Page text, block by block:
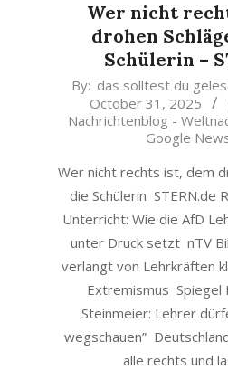
Wer nicht
drohen
Schülerin –
2025-
31
By: das solltest du
October 31, 2025
Nachrichtenblog -
Google
Wer nicht rechts ist, dem
die Schülerin STERN.de
Unterricht: Wie die AfD
unter Druck setzt nTV
verlangt von Lehrkräften
Extremismus Spiegel
Steinmeier: Lehrer
wegschauen”
alle rechts und